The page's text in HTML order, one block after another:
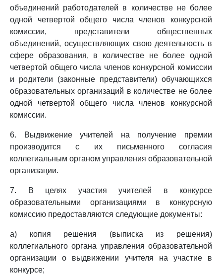
объединений работодателей в количестве не более
одной четвертой общего числа членов конкурсной
комиссии, представители общественных
объединений, осуществляющих свою деятельность в
сфере образования, в количестве не более одной
четвертой общего числа членов конкурсной комиссии
и родители (законные представители) обучающихся
образовательных организаций в количестве не более
одной четвертой общего числа членов конкурсной
комиссии.
6. Выдвижение учителей на получение премии
производится с их письменного согласия
коллегиальным органом управления образовательной
организации.
7. В целях участия учителей в конкурсе
образовательными организациями в конкурсную
комиссию предоставляются следующие документы:
а) копия решения (выписка из решения)
коллегиального органа управления образовательной
организации о выдвижении учителя на участие в
конкурсе;